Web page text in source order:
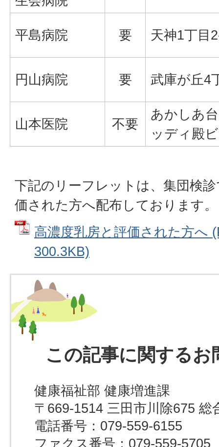
平島病院 要 天神1丁目
円山病院 要 武庫が丘4
山本医院 不要
あかしあ
ッディ殿
下記のリーフレットは、集団検
価された方へ配布しております
高濃度乳房と評価された方へ
300.3KB)
この記事に関するお
健康福祉部 健康増進課
〒669-1514 三田市川除675 総
電話番号：079-559-6155
ファクス番号：079-559-5705